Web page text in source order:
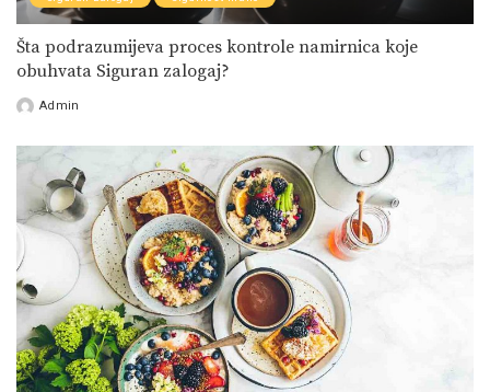
Šta podrazumijeva proces kontrole namirnica koje
obuhvata Siguran zalogaj?
PostedAdmin